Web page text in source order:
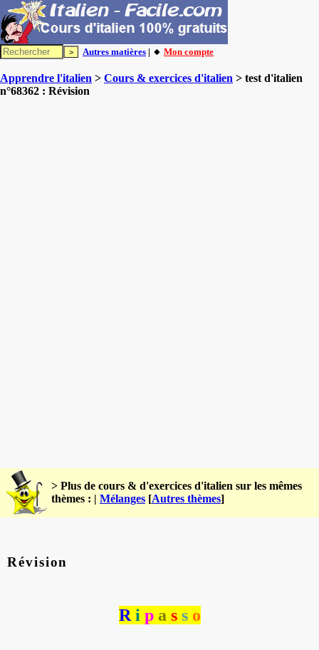
Autres matières | 🔸 Mon compte
Apprendre l'italien > Cours & exercices d'italien > test d'italien
n°68362 : Révision
> Plus de cours & d'exercices d'italien sur les mêmes
thèmes : | Mélanges [Autres thèmes]
Révision
R i pa ss o